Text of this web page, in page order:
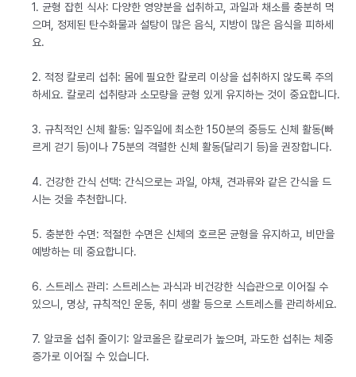
1. 균형 잡힌 식사: 다양한 영양분을 섭취하고, 과일과 채소를 충분히 먹
으며, 정제된 탄수화물과 설탕이 많은 음식, 지방이 많은 음식을 피하세
요.
2. 적정 칼로리 섭취: 몸에 필요한 칼로리 이상을 섭취하지 않도록 주의
하세요. 칼로리 섭취량과 소모량을 균형 있게 유지하는 것이 중요합니다.
3. 규칙적인 신체 활동: 일주일에 최소한 150분의 중등도 신체 활동(빠
르게 걷기 등)이나 75분의 격렬한 신체 활동(달리기 등)을 권장합니다.
4. 건강한 간식 선택: 간식으로는 과일, 야채, 견과류와 같은 간식을 드
시는 것을 추천합니다.
5. 충분한 수면: 적절한 수면은 신체의 호르몬 균형을 유지하고, 비만을
예방하는 데 중요합니다.
6. 스트레스 관리: 스트레스는 과식과 비건강한 식습관으로 이어질 수
있으니, 명상, 규칙적인 운동, 취미 생활 등으로 스트레스를 관리하세요.
7. 알코올 섭취 줄이기: 알코올은 칼로리가 높으며, 과도한 섭취는 체중
증가로 이어질 수 있습니다.